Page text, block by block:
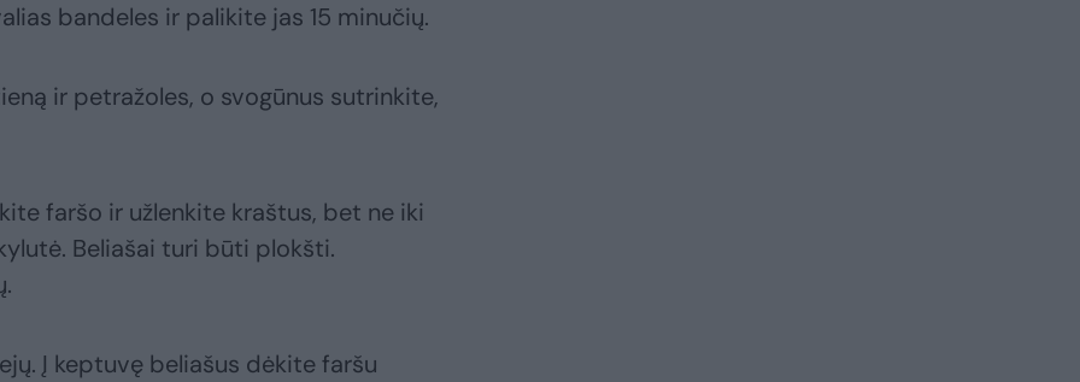
bandeles ir palikite jas 15 minučių.
ir petražoles, o svogūnus sutrinkite,
faršo ir užlenkite kraštus, bet ne iki
Beliašai turi būti plokšti.
Į keptuvę beliašus dėkite faršu